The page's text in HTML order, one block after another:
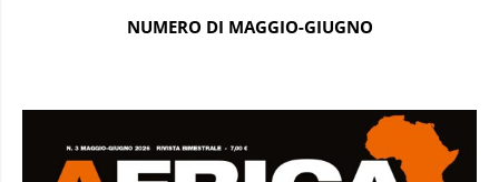
NUMERO DI MAGGIO-GIUGNO